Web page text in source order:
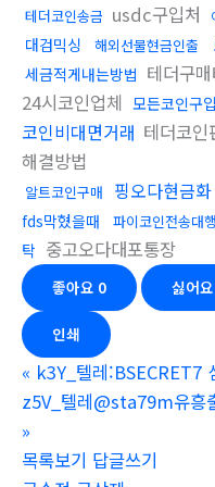
테더코인송금 usdc구입처
대검믹싱 해외선물현금인출
세금적게내는방법 테더구
24시코인업체 모든코인구
코인비대면거래 테더코인
해결방법
알트코인구매 핑오다현금화
fds막혔을때
파이코인전송대행
탁 중고오다대포통장
좋아요 0 싫어요
인쇄
« k3Y_텔레:BSECRET7
z5V_텔레@sta79m유흥
»
목록보기 답글쓰기